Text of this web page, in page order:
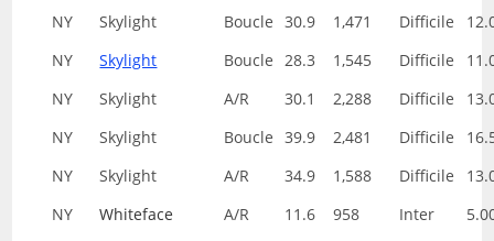
NY
Skylight Boucle 30.9 1,471 Difficile
NY
Skylight Boucle 28.3 1,545 Difficile
NY
Skylight A/R 30.1 2,288 Difficile
NY
Skylight Boucle 39.9 2,481 Difficile
NY
Skylight A/R 34.9 1,588 Difficile
NY
Whiteface A/R 11.6 958 Inter